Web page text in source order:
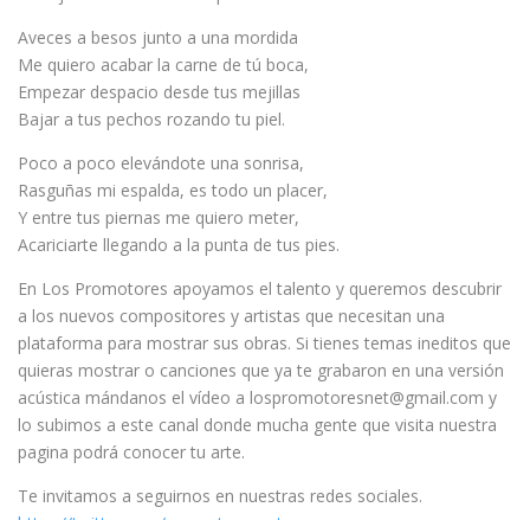
Aveces a besos junto a una mordida
Me quiero acabar la carne de tú boca,
Empezar despacio desde tus mejillas
Bajar a tus pechos rozando tu piel.
Poco a poco elevándote una sonrisa,
Rasguñas mi espalda, es todo un placer,
Y entre tus piernas me quiero meter,
Acariciarte llegando a la punta de tus pies.
En Los Promotores apoyamos el talento y queremos descubrir
a los nuevos compositores y artistas que necesitan una
plataforma para mostrar sus obras. Si tienes temas ineditos que
quieras mostrar o canciones que ya te grabaron en una versión
acústica mándanos el vídeo a lospromotoresnet@gmail.com y
lo subimos a este canal donde mucha gente que visita nuestra
pagina podrá conocer tu arte.
Te invitamos a seguirnos en nuestras redes sociales.